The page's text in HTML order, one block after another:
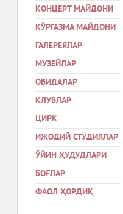
КОНЦЕРТ МАЙДОНИ
КЎРГАЗМА МАЙДОНИ
ГАЛЕРЕЯЛАР
МУЗЕЙЛАР
ОБИДАЛАР
КЛУБЛАР
ЦИРК
ИЖОДИЙ СТУДИЯЛАР
ЎЙИН ҲУДУДЛАРИ
БОҒЛАР
ФАОЛ ҲОРДИҚ